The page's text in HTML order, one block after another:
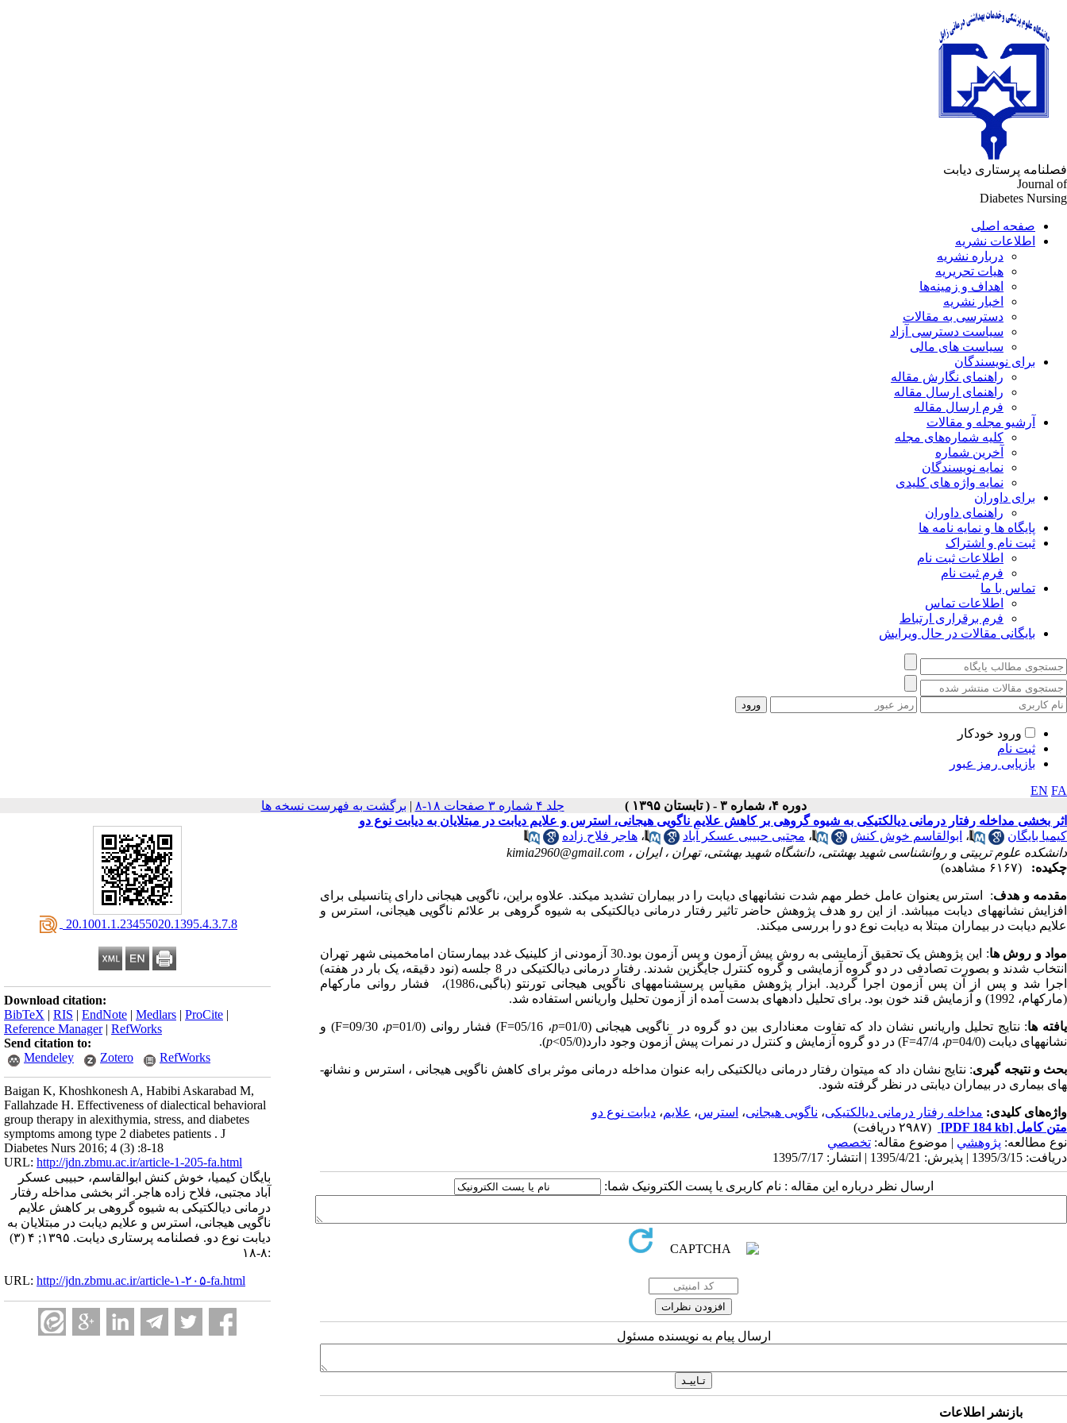
فصلنامه پرستاری دیابت
Journal of
Diabetes Nursing
صفحه اصلی
اطلاعات نشریه
درباره نشریه
هیات تحریریه
اهداف و زمینه‌ها
اخبار نشریه
دسترسی به مقالات
سیاست دسترسی آزاد
سیاست های مالی
برای نویسندگان
راهنمای نگارش مقاله
راهنمای ارسال مقاله
فرم ارسال مقاله
آرشیو مجله و مقالات
کلیه شماره‌های مجله
آخرین شماره
نمایه نویسندگان
نمایه واژه های کلیدی
برای داوران
راهنمای داوران
پایگاه ها و نمایه نامه ها
ثبت نام و اشتراک
اطلاعات ثبت نام
فرم ثبت نام
تماس با ما
اطلاعات تماس
فرم برقراری ارتباط
بایگانی مقالات در حال ویرایش
ورود خودکار
ثبت نام
بازیابی رمز عبور
EN FA
دوره ۴، شماره ۳ - ( تابستان ۱۳۹۵ )
جلد ۴ شماره ۳ صفحات ۱۸-۸ | برگشت به فهرست نسخه ها
‎ 20.1001.1.23455020.1395.4.3.7.8
Download citation:
BibTeX | RIS | EndNote | Medlars | ProCite |
Reference Manager| RefWorks
Send citation to:
Mendeley
Zotero RefWorks
Baigan K, Khoshkonesh A, Habibi Askarabad M,
Fallahzade H. Effectiveness of dialectical behavioral
group therapy in alexithymia, stress, and diabetes
symptoms among type 2 diabetes patients . J
Diabetes Nurs 2016; 4 (3) :8-18
URL: http://jdn.zbmu.ac.ir/article-1-205-fa.html
بایگان کیمیا، خوش کنش ابوالقاسم، حبیبی عسکر
آباد مجتبی، فلاح زاده هاجر. اثر بخشی مداخله رفتار
درمانی دیالکتیکی به شیوه گروهی بر کاهش علایم
ناگویی هیجانی، استرس و علایم دیابت در مبتلایان به
دیابت نوع دو. فصلنامه پرستاری دیابت. ۱۳۹۵; ۴ (۳)
:۸-۱۸
URL: http://jdn.zbmu.ac.ir/article-۱-۲۰۵-fa.html
اثر بخشی مداخله رفتار درمانی دیالکتیکی به شیوه گروهی بر کاهش علایم ناگویی هیجانی، استرس و علایم دیابت در مبتلایان به دیابت نوع دو
کیمیا بایگان
، ابوالقاسم خوش کنش ، مجتبی حبیبی عسکر آباد ، هاجر فلاح زاده
دانشکده علوم تربیتی و روانشناسی شهید بهشتی، دانشگاه شهید بهشتی، تهران ، ایران ، kimia2960@gmail.com
چکیده:
(۶۱۶۷ مشاهده)
مقدمه و هدف: استرس یعنوان عامل خطر مهم شدت نشانه­های دیابت را در بیماران تشدید می­کند. علاوه براین، ناگویی هیجانی دارای پتانسیلی برای
افزایش نشانه­های دیابت می­باشد. از این رو هدف پژوهش حاضر تاثیر رفتار درمانی دیالکتیکی به شیوه گروهی بر علائم ناگویی هیجانی، استرس و
علایم دیابت در بیماران مبتلا به دیابت نوع دو را بررسی می­کند.
مواد و روش ها
: این پژوهش یک تحقیق آزمایشی به روش پیش آزمون و پس آزمون بود.30 آزمودنی­ از کلینیک غدد بیمارستان امام­خمینی شهر تهران
انتخاب شدند و بصورت تصادفی در دو گروه آزمایشی و گروه کنترل جایگزین شدند. رفتار درمانی دیالکتیکی در 8 جلسه (نود دقیقه، یک بار در هفته)
اجرا شد و پس از آن پس آزمون اجرا گردید. ابزار پژوهش مقیاس پرسشنامه­های ناگویی هیجانی تورنتو (باگبی،1986)، فشار روانی مارکهام
(مارکهام، 1992) و آزمایش قند خون بود. برای تحلیل داده­های بدست آمده از آزمون تحلیل واریانس استفاده شد.
یافته ها: نتایج تحلیل واریانس نشان داد که تفاوت معناداری بین دو گروه در ناگویی هیجانی (01/0= p، 05/16= F) فشار روانی (01/0= p، 09/30= F) و
نشانه­های دیابت (04/0=
p، 47/4= F) در دو گروه آزمایش و کنترل در نمرات پیش آزمون وجود دارد(05/0> p
).
بحث و نتیجه گیری: نتایج نشان داد که میتوان رفتار درمانی دیالکتیکی رابه عنوان مداخله درمانی موثر برای کاهش ناگویی هیجانی ، استرس و نشانه­
های بیماری در بیماران دیابتی در نظر گرفته شود.
واژه‌های کلیدی: مداخله رفتار درمانی دیالکتیکی، ناگویی هیجانی، استرس، علایم، دیابت نوع دو
متن کامل [PDF 184 kb]
(۲۹۸۷ دریافت)
نوع مطالعه: پژوهشي | موضوع مقاله: تخصصي
دریافت: 1395/3/15 | پذیرش: 1395/4/21 | انتشار: 1395/7/17
ارسال نظر درباره این مقاله : نام کاربری یا پست الکترونیک شما:
ارسال پیام به نویسنده مسئول
بازنشر اطلاعات